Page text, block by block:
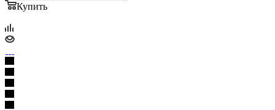
Купить